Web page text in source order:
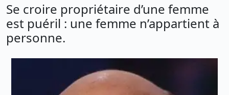
Se croire propriétaire d’une femme
est puéril : une femme n’appartient à
personne.